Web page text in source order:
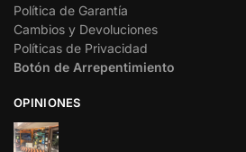
Política de Garantía
Cambios y Devoluciones
Políticas de Privacidad
Botón de Arrepentimiento
OPINIONES